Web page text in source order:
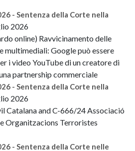
- Sentenza della Corte nella
2026
online) Ravvicinamento delle
multimediali: Google può essere
i video YouTube di un creatore di
partnership commerciale
- Sentenza della Corte nella
2026
Catalana and C-666/24 Associació
Organitzacions Terroristes
- Sentenza della Corte nelle